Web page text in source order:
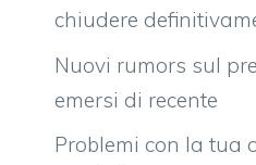
chiudere
Nuovi rumors sul
emersi di recente
Problemi con la tua